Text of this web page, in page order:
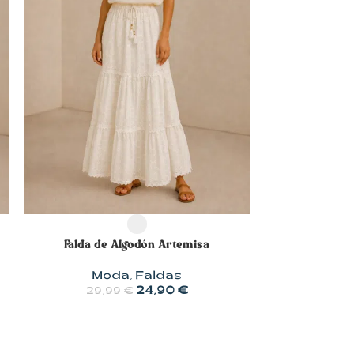
Falda de Algodón Artemisa
Moda, Faldas
29,99€ 24,90 €